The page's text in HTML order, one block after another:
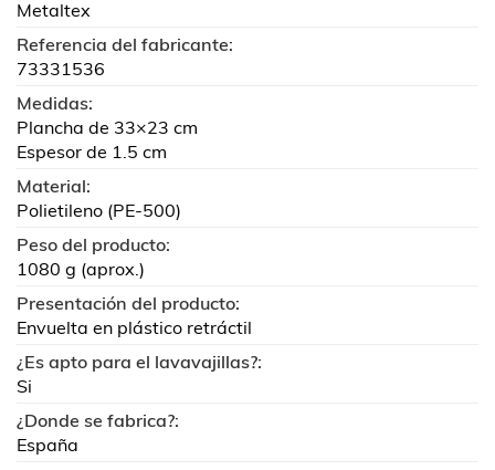
Metaltex
Referencia del fabricante:
73331536
Medidas:
Plancha de 33×23 cm
Espesor de 1.5 cm
Material:
Polietileno (PE-500)
Peso del producto:
1080 g (aprox.)
Presentación del producto:
Envuelta en plástico retráctil
¿Es apto para el lavavajillas?:
Si
¿Donde se fabrica?:
España